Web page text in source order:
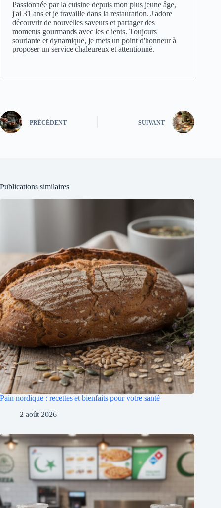
Passionnée par la cuisine depuis mon plus jeune âge,
j'ai 31 ans et je travaille dans la restauration. J'adore
découvrir de nouvelles saveurs et partager des
moments gourmands avec les clients. Toujours
souriante et dynamique, je mets un point d'honneur à
proposer un service chaleureux et attentionné.
PRÉCÉDENT SUIVANT
Publications similaires
Pain nordique : recettes et bienfaits pour votre santé
2 août 2026